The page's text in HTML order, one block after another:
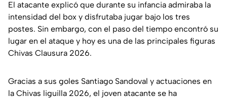
El atacante explicó que durante su infancia admiraba la
intensidad del box y disfrutaba jugar bajo los tres
postes. Sin embargo, con el paso del tiempo encontró su
lugar en el ataque y hoy es una de las principales figuras
Chivas Clausura 2026.
Gracias a sus goles Santiago Sandoval y actuaciones en
la Chivas liguilla 2026, el joven atacante se ha